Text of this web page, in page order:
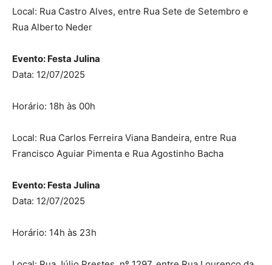
Local: Rua Castro Alves, entre Rua Sete de Setembro e
Rua Alberto Neder
Evento: Festa Julina
Data: 12/07/2025
Horário: 18h às 00h
Local: Rua Carlos Ferreira Viana Bandeira, entre Rua
Francisco Aguiar Pimenta e Rua Agostinho Bacha
Evento: Festa Julina
Data: 12/07/2025
Horário: 14h às 23h